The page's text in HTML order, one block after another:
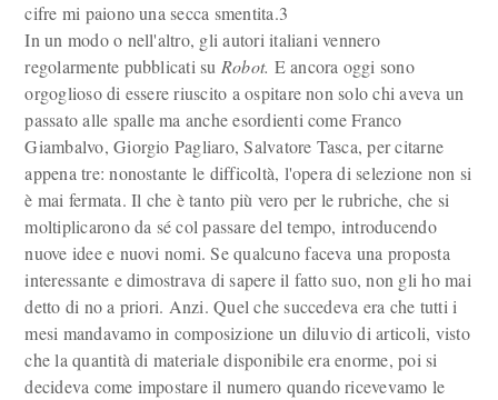
cifre mi paiono una secca smentita.3
In un modo o nell'altro, gli autori italiani vennero
regolarmente pubblicati su Robot. E ancora oggi sono
orgoglioso di essere riuscito a ospitare non solo chi aveva un
passato alle spalle ma anche esordienti come Franco
Giambalvo, Giorgio Pagliaro, Salvatore Tasca, per citarne
appena tre: nonostante le difficoltà, l'opera di selezione non si
è mai fermata. Il che è tanto più vero per le rubriche, che si
moltiplicarono da sé col passare del tempo, introducendo
nuove idee e nuovi nomi. Se qualcuno faceva una proposta
interessante e dimostrava di sapere il fatto suo, non gli ho mai
detto di no a priori. Anzi. Quel che succedeva era che tutti i
mesi mandavamo in composizione un diluvio di articoli, visto
che la quantità di materiale disponibile era enorme, poi si
decideva come impostare il numero quando ricevevamo le